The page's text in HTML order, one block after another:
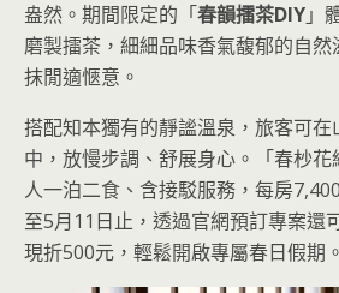
盎然。期間限定的「春韻擂茶DIY」
磨製擂茶，細細品味香氣馥郁的自
抹閒適愜意。
搭配知本獨有的靜謐溫泉，旅客可
中，放慢步調、舒展身心。「春杪
人一泊二食、含接駁服務，每房
至5月11日止，透過官網預訂專案還
現折500元，輕鬆開啟專屬春日假期。